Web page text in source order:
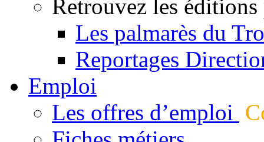
Retrouvez les éditions
Les palmarès du
Reportages
Emploi
Les offres d’emploi